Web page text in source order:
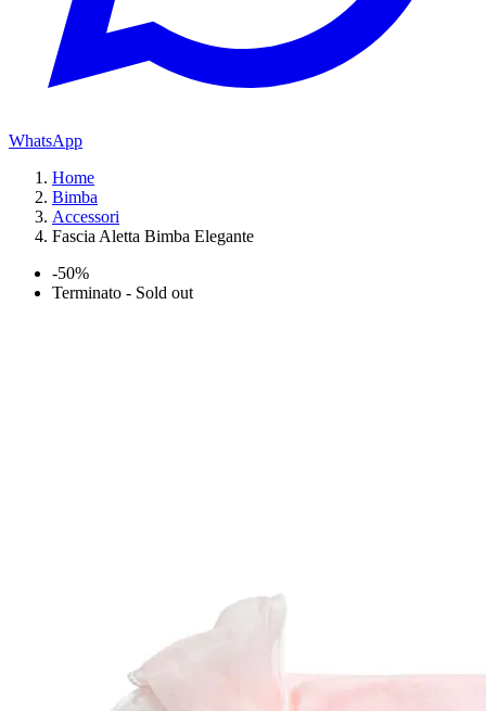
WhatsApp
Home
Bimba
Accessori
Fascia Aletta Bimba Elegante
-50%
Terminato - Sold out